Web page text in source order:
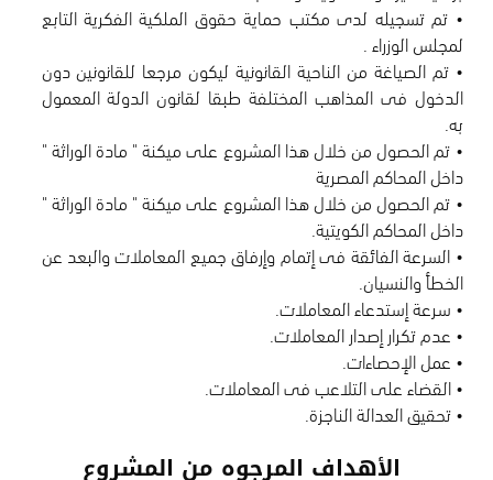
• تم تسجيله لدى مكتب حماية حقوق الملكية الفكرية التابع
• تم الصياغة من الناحية القانونية ليكون مرجعا للقانونين دون
الدخول فى المذاهب المختلفة طبقا لقانون الدولة المعمول
• تم الحصول من خلال هذا المشروع على ميكنة " مادة الوراثة "
• تم الحصول من خلال هذا المشروع على ميكنة " مادة الوراثة "
• السرعة الفائقة فى إتمام وإرفاق جميع المعاملات والبعد عن
• تحقيق العدالة الناجزة.
الأهداف المرجوه من المشروع